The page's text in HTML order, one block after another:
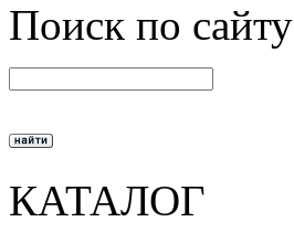
Поиск по сайту
КАТАЛОГ